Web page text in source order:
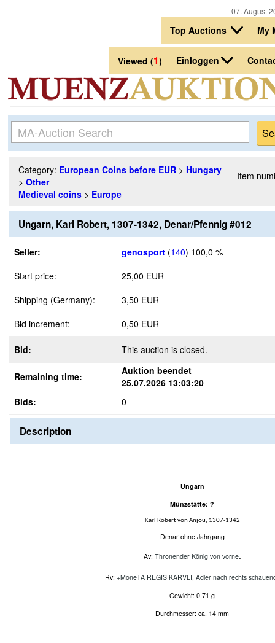
07. August
Top Auctions My
Viewed (1) Einloggen
Category: European Coins before EUR > Hungary
> Other
Medieval coins > Europe
Item
Ungarn, Karl Robert, 1307-1342, Denar/Pfennig #012
Seller: genosport (140) 100,0 %
Start price:
25,00 EUR
Shipping (Germany):
3,50 EUR
Bid increment:
0,50 EUR
Bid: This auction is closed.
Remaining time:
Auktion beendet
25.07.2026 13:03:20
Bids:
0
Description
Ungarn
Münzstätte: ?
Karl Robert von Anjou, 1307-1342
Denar ohne Jahrgang
Av: Thronender König von vorne.
Rv: +MoneTA REGIS KARVLI, Adler nach rechts
Gewicht: 0,71 g
Durchmesser: ca. 14 mm